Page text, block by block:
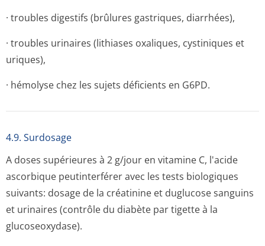
· troubles digestifs (brûlures gastriques, diarrhées),
· troubles urinaires (lithiases oxaliques, cystiniques et
uriques),
· hémolyse chez les sujets déficients en G6PD.
4.9. Surdosage
A doses supérieures à 2 g/jour en vitamine C, l'acide
ascorbique peutinterférer avec les tests biologiques
suivants: dosage de la créatinine et duglucose sanguins
et urinaires (contrôle du diabète par tigette à la
glucoseoxydase).